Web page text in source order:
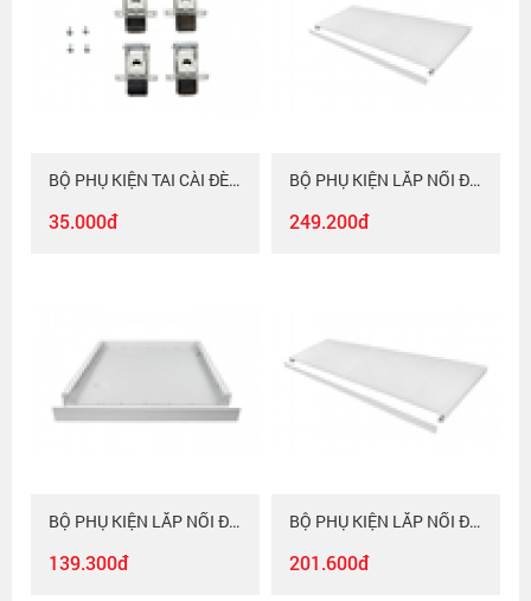
BỘ PHỤ KIỆN TAI CÀI ĐÈN PANEL Kingled
35.000đ
BỘ PHỤ KIỆN LẮP NỔI ĐÈN PANEL Kingled 60120
249.200đ
BỘ PHỤ KIỆN LẮP NỔI ĐÈN PANEL 6060 Kingled
139.300đ
BỘ PHỤ KIỆN LẮP NỔI ĐÈN PANEL Kingled 30120
201.600đ